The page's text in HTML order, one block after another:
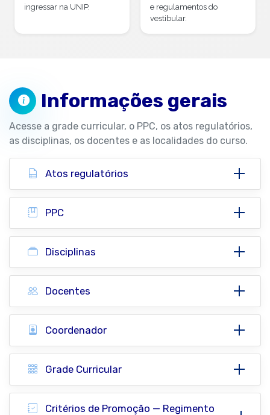
ingressar na UNIP.
e regulamentos do
vestibular.
Informações gerais
Acesse a grade curricular, o PPC, os atos regulatórios,
as disciplinas, os docentes e as localidades do curso.
Atos regulatórios
PPC
Disciplinas
Docentes
Coordenador
Grade Curricular
Critérios de Promoção — Regimento